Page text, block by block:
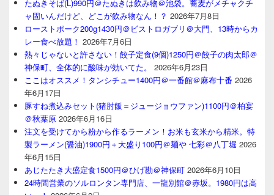
たぬきそば(L)990円＠たぬきは飲み物＠池袋。蕎麦がメチャクチ
ャ固いんだけど、どこが飲み物なん！？ 2026年7月8日
ローストポーク200g1430円＠ビストロガブリ＠大門、13時からカ
レー食べ放題！ 2026年7月6日
熱々じゃないと許さない！餃子定食(9個)1250円＠餃子の肉太郎＠
神保町、全体的に酸味が効いてた。
2026年6月23日
ここはオススメ！タンシチュー1400円＠一番館＠麻布十番 2026
年6月17日
豚すね煮込みセット(猪肘飯＝ジュージョウファン)1100円＠柏宴
＠秋葉原 2026年6月16日
注文を受けてから粉から作るラーメン！お米も玄米から精米。特
製ラーメン(醤油)1900円＋大盛り100円＠麺や 七彩＠八丁堀 2026
年6月15日
あじたたき大盛定食1500円＠ひげ勘＠神保町 2026年6月10日
24時間営業のソルロンタン専門店、一龍別館＠赤坂。1980円は高